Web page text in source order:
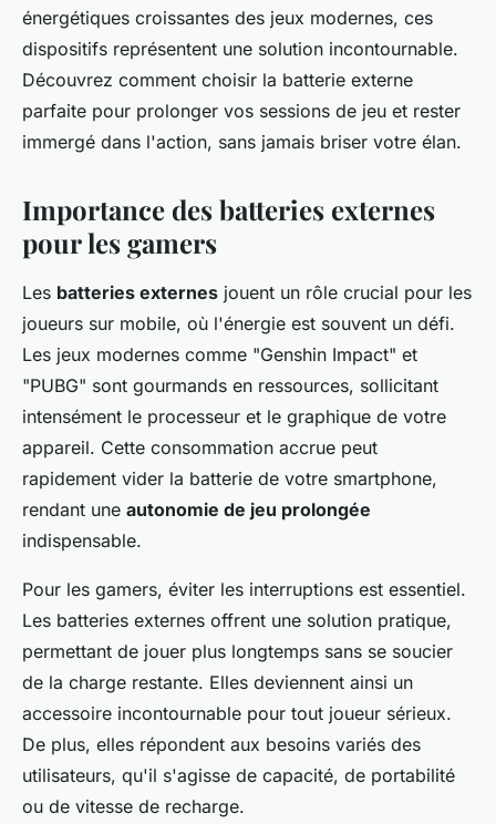
énergétiques croissantes des jeux modernes, ces
dispositifs représentent une solution incontournable.
Découvrez comment choisir la batterie externe
parfaite pour prolonger vos sessions de jeu et rester
immergé dans l'action, sans jamais briser votre élan.
Importance des batteries externes
pour les gamers
Les batteries externes jouent un rôle crucial pour les
joueurs sur mobile, où l'énergie est souvent un défi.
Les jeux modernes comme "Genshin Impact" et
"PUBG" sont gourmands en ressources, sollicitant
intensément le processeur et le graphique de votre
appareil. Cette consommation accrue peut
rapidement vider la batterie de votre smartphone,
rendant une autonomie de jeu prolongée
indispensable.
Pour les gamers, éviter les interruptions est essentiel.
Les batteries externes offrent une solution pratique,
permettant de jouer plus longtemps sans se soucier
de la charge restante. Elles deviennent ainsi un
accessoire incontournable pour tout joueur sérieux.
De plus, elles répondent aux besoins variés des
utilisateurs, qu'il s'agisse de capacité, de portabilité
ou de vitesse de recharge.